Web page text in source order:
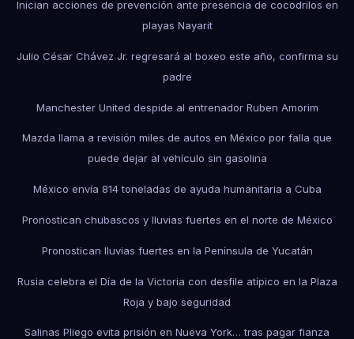
Inician acciones de prevención ante presencia de cocodrilos en
playas Nayarit
Julio César Chávez Jr. regresará al boxeo este año, confirma su
padre
Manchester United despide al entrenador Ruben Amorim
Mazda llama a revisión miles de autos en México por falla que
puede dejar al vehículo sin gasolina
México envía 814 toneladas de ayuda humanitaria a Cuba
Pronostican chubascos y lluvias fuertes en el norte de México
Pronostican lluvias fuertes en la Península de Yucatán
Rusia celebra el Día de la Victoria con desfile atípico en la Plaza
Roja y bajo seguridad
Salinas Pliego evita prisión en Nueva York… tras pagar fianza